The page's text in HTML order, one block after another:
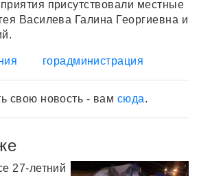
присутствовали местные
Василева Галина Георгиевна и
горадминистрация
свою новость - вам сюда.
27-летний